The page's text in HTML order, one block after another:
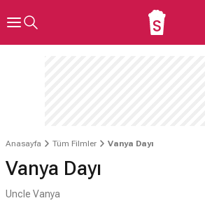
Anasayfa Tüm Filmler Vanya Dayı
Vanya Dayı
Uncle Vanya